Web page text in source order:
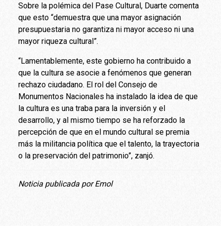
Sobre la polémica del Pase Cultural, Duarte comenta
que esto “demuestra que una mayor asignación
presupuestaria no garantiza ni mayor acceso ni una
mayor riqueza cultural”.
“Lamentablemente, este gobierno ha contribuido a
que la cultura se asocie a fenómenos que generan
rechazo ciudadano. El rol del Consejo de
Monumentos Nacionales ha instalado la idea de que
la cultura es una traba para la inversión y el
desarrollo, y al mismo tiempo se ha reforzado la
percepción de que en el mundo cultural se premia
más la militancia política que el talento, la trayectoria
o la preservación del patrimonio”, zanjó.
Noticia publicada por Emol